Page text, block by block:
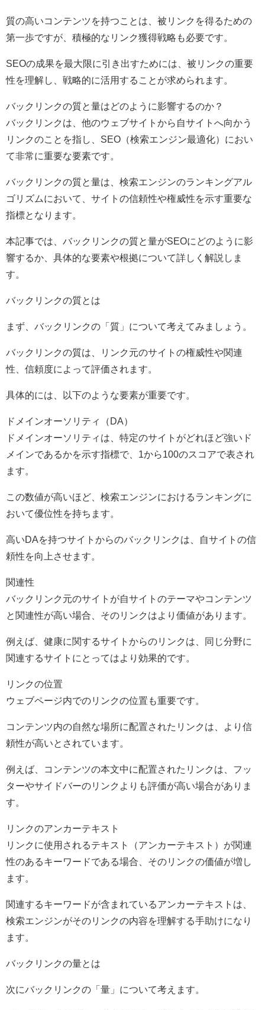
質の高いコンテンツを持つことは、被リンクを得るための
第一歩ですが、積極的なリンク獲得戦略も必要です。
SEOの成果を最大限に引き出すためには、被リンクの重要
性を理解し、戦略的に活用することが求められます。
バックリンクの質と量はどのように影響するのか？
バックリンクは、他のウェブサイトから自サイトへ向かう
リンクのことを指し、SEO（検索エンジン最適化）におい
て非常に重要な要素です。
バックリンクの質と量は、検索エンジンのランキングアル
ゴリズムにおいて、サイトの信頼性や権威性を示す重要な
指標となります。
本記事では、バックリンクの質と量がSEOにどのように影
響するか、具体的な要素や根拠について詳しく解説しま
す。
バックリンクの質とは
まず、バックリンクの「質」について考えてみましょう。
バックリンクの質は、リンク元のサイトの権威性や関連
性、信頼度によって評価されます。
具体的には、以下のような要素が重要です。
ドメインオーソリティ（DA）
ドメインオーソリティは、特定のサイトがどれほど強いド
メインであるかを示す指標で、1から100のスコアで表され
ます。
この数値が高いほど、検索エンジンにおけるランキングに
おいて優位性を持ちます。
高いDAを持つサイトからのバックリンクは、自サイトの信
頼性を向上させます。
関連性
バックリンク元のサイトが自サイトのテーマやコンテンツ
と関連性が高い場合、そのリンクはより価値があります。
例えば、健康に関するサイトからのリンクは、同じ分野に
関連するサイトにとってはより効果的です。
リンクの位置
ウェブページ内でのリンクの位置も重要です。
コンテンツ内の自然な場所に配置されたリンクは、より信
頼性が高いとされています。
例えば、コンテンツの本文中に配置されたリンクは、フッ
ターやサイドバーのリンクよりも評価が高い場合がありま
す。
リンクのアンカーテキスト
リンクに使用されるテキスト（アンカーテキスト）が関連
性のあるキーワードである場合、そのリンクの価値が増し
ます。
関連するキーワードが含まれているアンカーテキストは、
検索エンジンがそのリンクの内容を理解する手助けになり
ます。
バックリンクの量とは
次にバックリンクの「量」について考えます。